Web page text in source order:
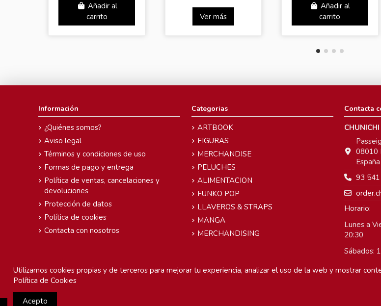
Añadir al
carrito
Ver más
Añadir al
carrito
Información
¿Quiénes somos?
Aviso legal
Términos y condiciones de uso
Formas de pago y entrega
Política de ventas, cancelaciones y
devoluciones
Protección de datos
Política de cookies
Contacta con nosotros
Categorias
ARTBOOK
FIGURAS
MERCHANDISE
PELUCHES
ALIMENTACION
FUNKO POP
LLAVEROS & STRAPS
MANGA
MERCHANDISING
Contacta
08010
España
93
Horario:
Lunes a
20:30
Sábados:
Utilizamos cookies propias y de terceros para mejorar tu experiencia, analizar el uso de la web y mostrar
Política de Cookies
Acepto